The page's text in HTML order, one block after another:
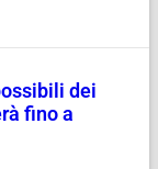
dei
fino a